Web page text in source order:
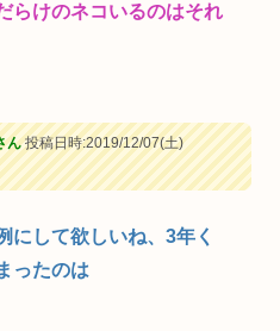
らけのネコいるのはそれ
ん投稿日時:2019/12/07(土)
にして欲しいね、3年く
ったのは